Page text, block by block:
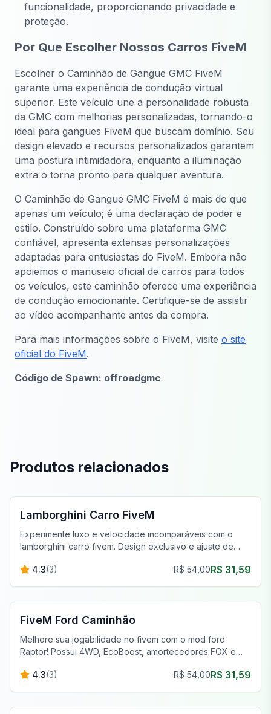
funcionalidade, proporcionando privacidade e
proteção.
Por Que Escolher Nossos Carros FiveM
Escolher o Caminhão de Gangue GMC FiveM
garante uma experiência de condução virtual
superior. Este veículo une a personalidade robusta
da GMC com melhorias personalizadas, tornando-o
ideal para gangues FiveM que buscam domínio. Seu
design elevado e recursos personalizados garantem
uma postura intimidadora, enquanto a iluminação
extra o torna pronto para qualquer aventura.
O Caminhão de Gangue GMC FiveM é mais do que
apenas um veículo; é uma declaração de poder e
estilo. Construído sobre uma plataforma GMC
confiável, apresenta extensas personalizações
adaptadas para entusiastas do FiveM. Embora não
apoiemos o manuseio oficial de carros para todos
os veículos, este caminhão oferece uma experiência
de condução emocionante. Certifique-se de assistir
ao vídeo acompanhante antes da compra.
Para mais informações sobre o FiveM, visite o site
oficial do FiveM.
Código de Spawn: offroadgmc
Produtos relacionados
Lamborghini Carro FiveM
Experimente luxo e velocidade incomparáveis com o
lamborghini carro fivem. Design exclusivo e ajuste de
4.3(3) R$ 54,00R$ 31,59
FiveM Veículos
FiveM Ford Caminhão
Melhore sua jogabilidade no fivem com o mod ford
Raptor! Possui 4WD, EcoBoost, amortecedores FOX e
estrada superior.
4.3(3) R$ 54,00R$ 31,59
FiveM Off-Road & Caminhões